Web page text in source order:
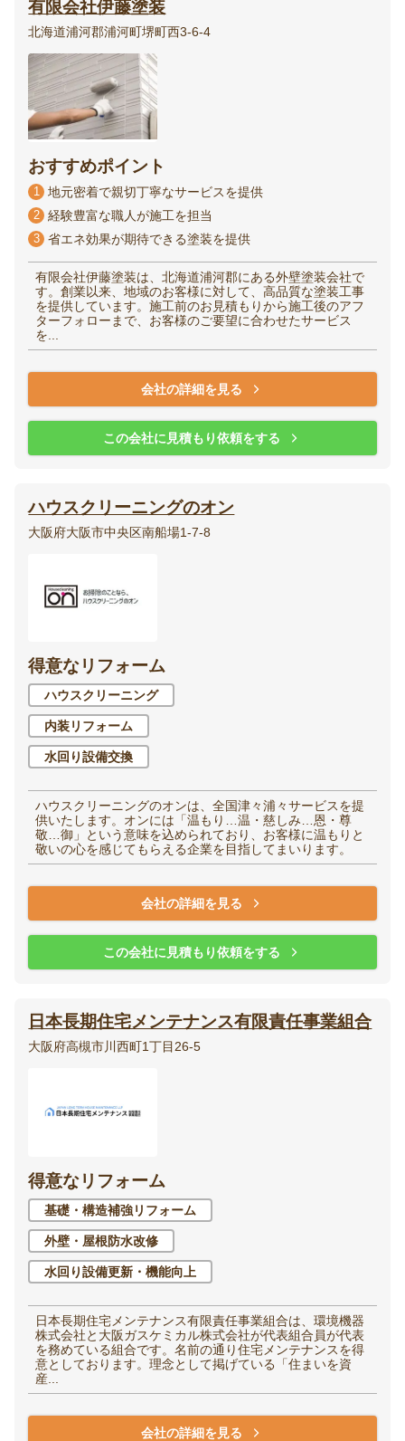
有限会社伊藤塗装
北海道浦河郡浦河町堺町西3-6-4
おすすめポイント
1 地元密着で親切丁寧なサービスを提供
2 経験豊富な職人が施工を担当
3 省エネ効果が期待できる塗装を提供
有限会社伊藤塗装は、北海道浦河郡にある外壁塗装会社で
す。創業以来、地域のお客様に対して、高品質な塗装工事
を提供しています。施工前のお見積もりから施工後のアフ
ターフォローまで、お客様のご要望に合わせたサービス
を...
会社の詳細を見る
この会社に見積もり依頼をする
ハウスクリーニングのオン
大阪府大阪市中央区南船場1-7-8
得意なリフォーム
ハウスクリーニング
内装リフォーム
水回り設備交換
ハウスクリーニングのオンは、全国津々浦々サービスを提
供いたします。オンには「温もり…温・慈しみ…恩・尊
敬…御」という意味を込められており、お客様に温もりと
敬いの心を感じてもらえる企業を目指してまいります。
会社の詳細を見る
この会社に見積もり依頼をする
日本長期住宅メンテナンス有限責任事業組合
大阪府高槻市川西町1丁目26-5
得意なリフォーム
基礎・構造補強リフォーム
外壁・屋根防水改修
水回り設備更新・機能向上
日本長期住宅メンテナンス有限責任事業組合は、環境機器
株式会社と大阪ガスケミカル株式会社が代表組合員が代表
を務めている組合です。名前の通り住宅メンテナンスを得
意としております。理念として掲げている「住まいを資
産...
会社の詳細を見る